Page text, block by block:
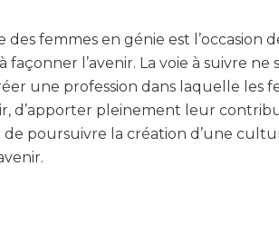
femmes en génie est l’occasion
façonner l’avenir. La voie à suivre
une profession dans laquelle les
d’apporter pleinement leur
poursuivre la création d’une